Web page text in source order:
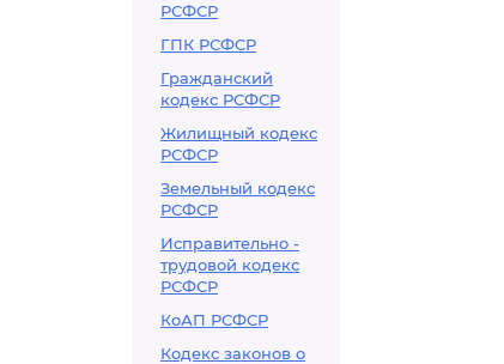
РСФСР
ГПК РСФСР
Гражданский
кодекс РСФСР
Жилищный кодекс
РСФСР
Земельный кодекс
РСФСР
Исправительно -
трудовой кодекс
РСФСР
КоАП РСФСР
Кодекс законов о